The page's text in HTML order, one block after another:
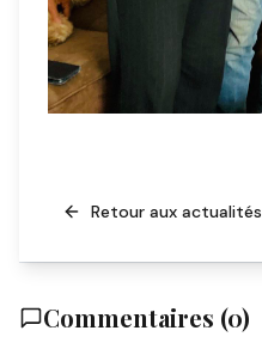
Retour aux actualités
Commentaires (0)